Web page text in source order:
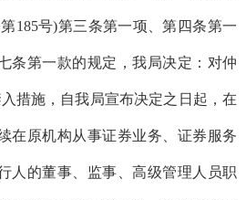
185号)第三条第一项、第四条第一
条第一款的规定，我局决定：对仲
措施，自我局宣布决定之日起，在
在原机构从事证券业务、证券服务
人的董事、监事、高级管理人员职